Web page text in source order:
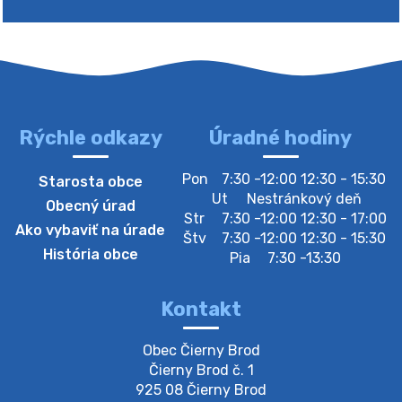
4. augusta 2026 10:05
Zberný dvor-Gyűjtőudvar
Oznamujeme obyvateľom, že v stredu 05. augusta
bude zberný dvor zatvorený. Értesítjük a lakosokat,
hogy szerdán augusztus 05-én a gyűjtőudvar zárva
lesz https://ciernybrod.sk?p=214…
Zber separovaného odpadu plastu-
Szeparált műanya…
Oznamujeme obyvateľom, že v stredu 05. augusta
Rýchle odkazy
Starosta obce
Obecný úrad
Ako vybaviť na úrade
História obce
Úradné hodiny
Pon
7:30 -12:00 12:30 - 15:30
Ut
Nestránkový deň
Str
7:30 -12:00 12:30 - 17:00
Štv
7:30 -12:00 12:30 - 15:30
Pia
7:30 -13:30
Kontakt
Obec Čierny Brod
Čierny Brod č. 1
925 08 Čierny Brod